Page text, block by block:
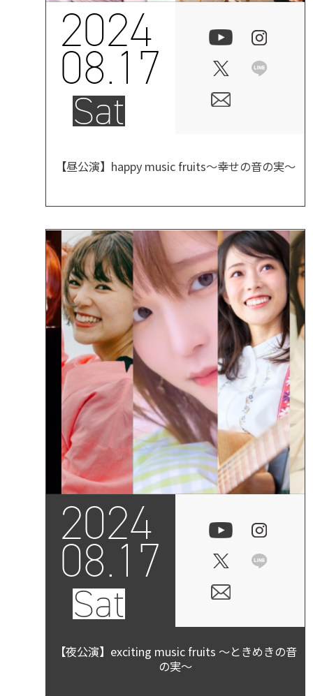
2024
08.17
Sat
【昼公演】happy music fruits～幸せの音の実～
2024
08.17
Sat
【夜公演】exciting music fruits ～ときめきの音
の実～